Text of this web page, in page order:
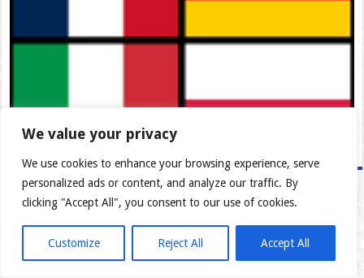
We value your privacy
We use cookies to enhance your browsing experience, serve
personalized ads or content, and analyze our traffic. By
clicking "Accept All", you consent to our use of cookies.
Customize Reject All Accept All